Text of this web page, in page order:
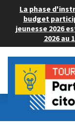
La phase
budget
jeunesse 2026
2026 au
Budget Participatif
💡 Consulter les